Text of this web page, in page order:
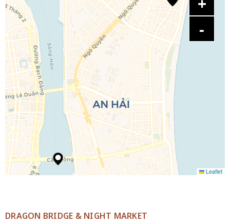
Leaflet
DRAGON BRIDGE & NIGHT MARKET